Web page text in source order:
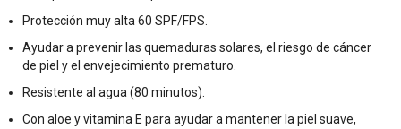
Protección muy alta 60 SPF/FPS.
Ayudar a prevenir las quemaduras solares, el riesgo de cáncer
de piel y el envejecimiento prematuro.
Resistente al agua (80 minutos).
Con aloe y vitamina E para ayudar a mantener la piel suave,